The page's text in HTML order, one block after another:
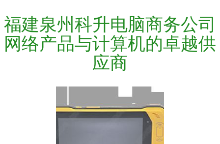
福建泉州科升电脑商务公司
网络产品与计算机的卓越供
应商